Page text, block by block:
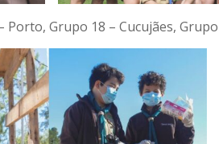
Grupo 18 – Cucujães, Grupo